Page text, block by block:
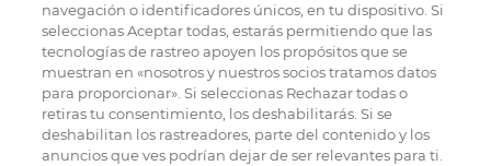
navegación o identificadores únicos, en tu dispositivo. Si
seleccionas Aceptar todas, estarás permitiendo que las
tecnologías de rastreo apoyen los propósitos que se
muestran en «nosotros y nuestros socios tratamos datos
para proporcionar». Si seleccionas Rechazar todas o
retiras tu consentimiento, los deshabilitarás. Si se
deshabilitan los rastreadores, parte del contenido y los
anuncios que ves podrían dejar de ser relevantes para ti.